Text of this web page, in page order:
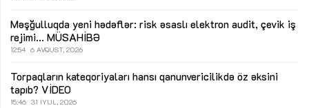
Məşğulluqda yeni hədəflər: risk əsaslı elektron audit, çevik iş
rejimi... MÜSAHİBƏ
12:54 6 AVQUST, 2026
Torpaqların kateqoriyaları hansı qanunvericilikdə öz əksini
tapıb? VİDEO
15:46 31 İYUL, 2026